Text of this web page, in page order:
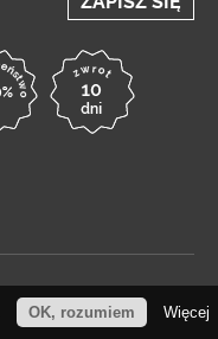
OK, rozumiem
Więcej